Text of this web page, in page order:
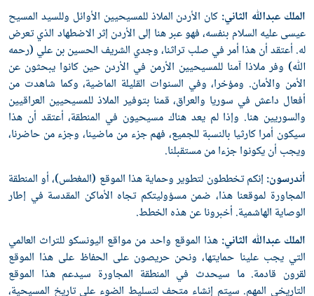
الملك عبدﷲ الثاني: كان الأردن الملاذ للمسيحيين الأوائل وللسيد المسيح
عيسى عليه السلام بنفسه، فهو عبر هنا إلى الأردن إثر الاضطهاد الذي تعرض
له. أعتقد أن هذا أمر في صلب تراثنا، وجدي الشريف الحسين بن علي (رحمه
ﷲ) وفر ملاذا آمنا للمسيحيين الأرمن في الأردن حين كانوا يبحثون عن
الأمن والأمان. ومؤخرا، وفي السنوات القليلة الماضية، وكما شاهدت من
أفعال داعش في سوريا والعراق، قمنا بتوفير الملاذ للمسيحيين العراقيين
والسوريين هنا. وإذا لم يعد هناك مسيحيون في المنطقة، أعتقد أن هذا
سيكون أمرا كارثيا بالنسبة للجميع، فهم جزء من ماضينا، وجزء من حاضرنا،
ويجب أن يكونوا جزءا من مستقبلنا.
أندرسون: إنكم تخططون لتطوير وحماية هذا الموقع (المغطس)، أو المنطقة
المجاورة لموقعنا هذا، ضمن مسؤوليتكم تجاه الأماكن المقدسة في إطار
الوصاية الهاشمية. أخبرونا عن هذه الخطط.
الملك عبدﷲ الثاني:هذا الموقع واحد من مواقع اليونسكو للتراث العالمي
التي يجب علينا حمايتها، ونحن حريصون على الحفاظ على هذا الموقع
لقرون قادمة. ما سيحدث في المنطقة المجاورة سيدعم هذا الموقع
التاريخي المهم. سيتم إنشاء متحف لتسليط الضوء على تاريخ المسيحية،